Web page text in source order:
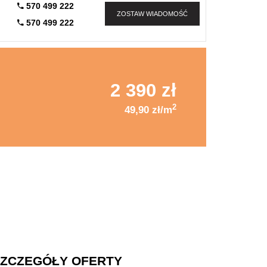
570 499 222
570 499 222
ZOSTAW WIADOMOŚĆ
2 390 zł
49,90 zł/m2
OFERTY